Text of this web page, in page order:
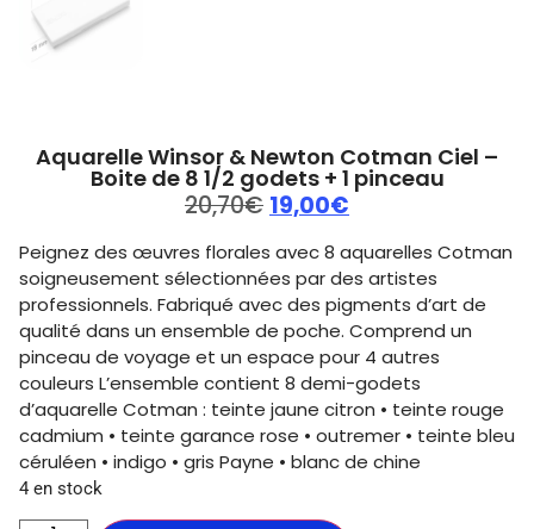
Aquarelle Winsor & Newton Cotman Ciel –
Boite de 8 1/2 godets + 1 pinceau
20,70€ 19,00€
Peignez des œuvres florales avec 8 aquarelles Cotman
soigneusement sélectionnées par des artistes
professionnels. Fabriqué avec des pigments d’art de
qualité dans un ensemble de poche. Comprend un
pinceau de voyage et un espace pour 4 autres
couleurs L’ensemble contient 8 demi-godets
d’aquarelle Cotman : teinte jaune citron • teinte rouge
cadmium • teinte garance rose • outremer • teinte bleu
céruléen • indigo • gris Payne • blanc de chine
4 en stock